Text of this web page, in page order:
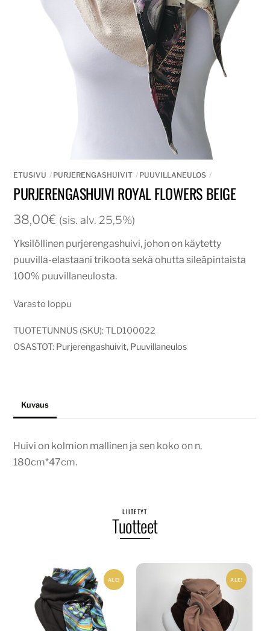
ETUSIVU PURJERENGASHUIVIT PUUVILLANEULOS
PURJERENGASHUIVI ROYAL FLOWERS BEIGE
38,00€ (sis. alv. 25,5%)
Yksilöllinen purjerengashuivi, johon on käytetty
puuvilla-elastaani trikoota sekä ohutta sileäpintaista
100% puuvillaneulosta.
Varasto loppu
TUOTETUNNUS (SKU):TLD100022
OSASTOT: Purjerengashuivit, Puuvillaneulos
Kuvaus
Huivi on kolmion mallinen ja sen koko on n.
180cm*47cm.
LIITETYT
Tuotteet
ALE! ALE!